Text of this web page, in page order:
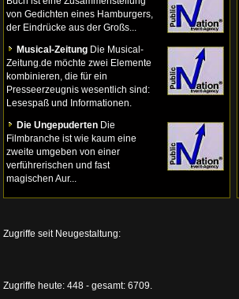
von Gedichten eines Hamburgers,
der Eindrücke aus der Großs...
Musical-Zeitung Die Musical-
Zeitung.de möchte zwei Elemente
kombinieren, die für ein
Presseerzeugnis wesentlich sind:
Lesespaß und Informationen.
Die Ungepuderten Die
Filmbranche ist wie kaum eine
zweite umgeben von einer
verführerischen und fast
magischen Aur...
Zugriffe seit Neugestaltung:
Zugriffe heute: 448 - gesamt: 6709.